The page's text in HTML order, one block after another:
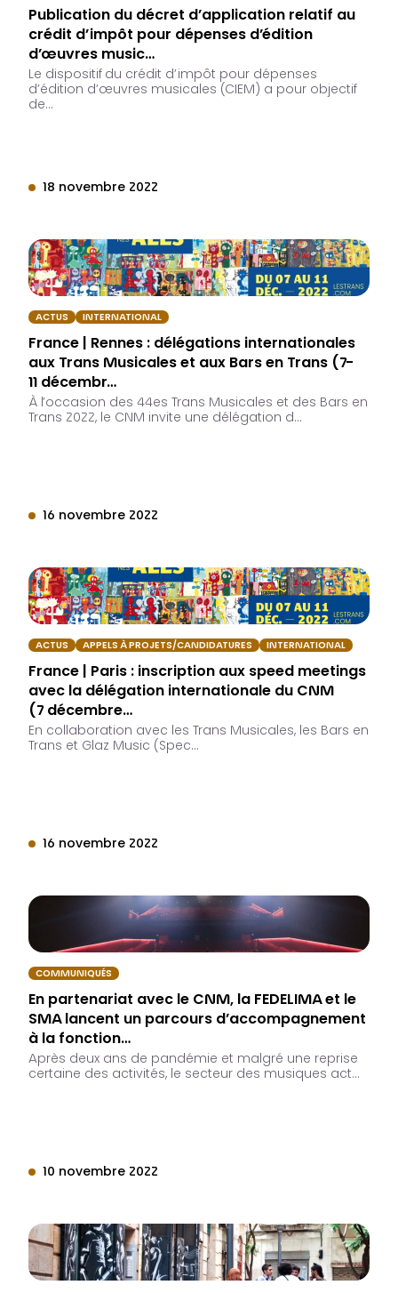
Publication du décret d’application relatif au
crédit d’impôt pour dépenses d’édition
d’œuvres music…
Le dispositif du crédit d’impôt pour dépenses
d’édition d’œuvres musicales (CIEM) a pour objectif
de…
18 novembre 2022
ACTUS INTERNATIONAL
France | Rennes : délégations internationales
aux Trans Musicales et aux Bars en Trans (7-
11 décembr…
À l’occasion des 44es Trans Musicales et des Bars en
Trans 2022, le CNM invite une délégation d…
16 novembre 2022
ACTUS APPELS À PROJETS/CANDIDATURES INTERNATIONAL
France | Paris : inscription aux speed meetings
avec la délégation internationale du CNM
(7 décembre…
En collaboration avec les Trans Musicales, les Bars en
Trans et Glaz Music (Spec…
16 novembre 2022
COMMUNIQUÉS
En partenariat avec le CNM, la FEDELIMA et le
SMA lancent un parcours d’accompagnement
à la fonction…
Après deux ans de pandémie et malgré une reprise
certaine des activités, le secteur des musiques act…
10 novembre 2022